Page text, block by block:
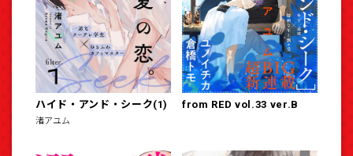
ハイド・アンド・シーク(1)
渚アユム
from RED vol.33 ver.B